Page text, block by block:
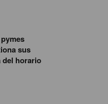
sus
del horario